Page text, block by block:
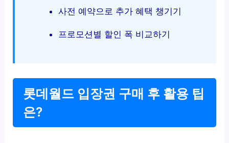
사전 예약으로 추가 혜택 챙기기
프로모션별 할인 폭 비교하기
롯데월드 입장권 구매 후 활용 팁
은?